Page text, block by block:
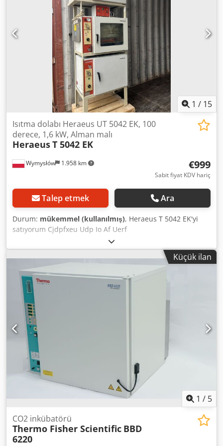
1 / 15
Wymysłów 1.958 km
Isıtma dolabı Heraeus UT 5042 EK, 100
derece, 1,6 kW, Alman malı
HeraeusT 5042 EK
€999
Sabit fiyat KDV hariç
Talep etmek Ara
Durum: mükemmel (kullanılmış), Heraeus T 5042 EK'yi
satıyorum Cjdpfxeu Udp Io Af Uerf
Küçük ilan
1 / 5
CO2 inkübatörü
Thermo Fisher Scientific BBD
6220